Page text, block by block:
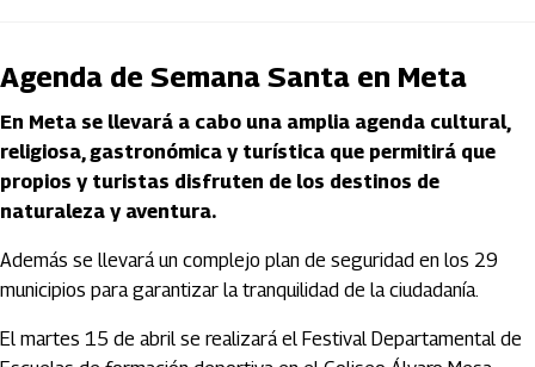
Agenda de Semana Santa en Meta
En Meta se llevará a cabo una amplia agenda cultural,
religiosa, gastronómica y turística que permitirá que
propios y turistas disfruten de los destinos de
naturaleza y aventura.
Además se llevará un complejo plan de seguridad en los 29
municipios para garantizar la tranquilidad de la ciudadanía.
El martes 15 de abril se realizará el Festival Departamental de